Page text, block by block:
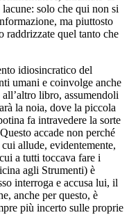
solo che qui non si
ma piuttosto
raddrizzate quel tanto che
idiosincratico del
umani e coinvolge anche
libro, assumendoli
la noia, dove la piccola
fa intravedere la sorte
accade non perché
allude, evidentemente,
a tutti toccava fare i
agli Strumenti) è
interroga e accusa lui, il
anche per questo, è
più incerto sulle proprie